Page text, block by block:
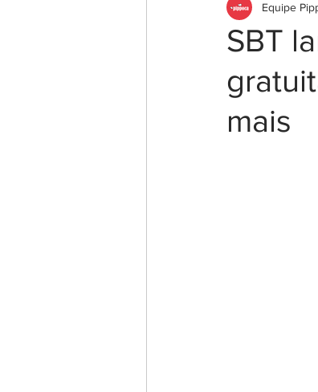
SBT
mais
Equipe